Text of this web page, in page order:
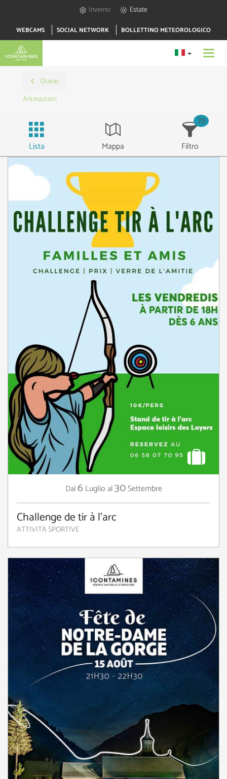
Inverno Estate
WEBCAMS SOCIAL NETWORK BOLLETTINO METEOROLOGICO
Diario
Animazioni
Lista Mappa Filtro
73
Dal6 Luglio al30Settembre
Challenge de tir à l'arc
ATTIVITÀ SPORTIVE